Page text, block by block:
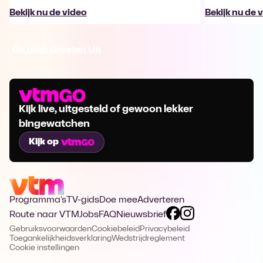
Bekijk nu de video Bekijk nu de
Kijk live, uitgesteld of gewoon lekker
bingewatchen
Kijk op
Programma's TV-gidsDoe meeAdverteren
Route naar VTMJobsFAQNieuwsbrief
GebruiksvoorwaardenCookiebeleid Privacybeleid
ToegankelijkheidsverklaringWedstrijdreglement
Cookie instellingen